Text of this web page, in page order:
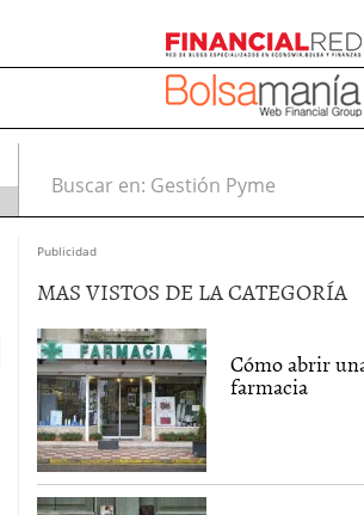
Buscar en:
Publicidad
MAS VISTOS DE LA CATEGORÍA
Cómo abrir
farmacia